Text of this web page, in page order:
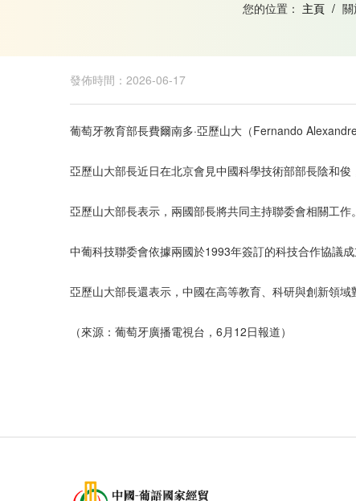
您的位置： 主頁 /
發佈時間：2026-06-17
葡萄牙教育部長費爾南多·亞歷山大（Fernando
亞歷山大部長近日在北京會見中國科學技術部部長陰和
亞歷山大部長表示，兩國部長將共同主持聯委會相關工
中葡科技聯委會依據兩國於1993年簽訂的科技合作協議
亞歷山大部長還表示，中國在高等教育、科研與創新領
（來源：葡萄牙廣播電視台，6月12日報道）